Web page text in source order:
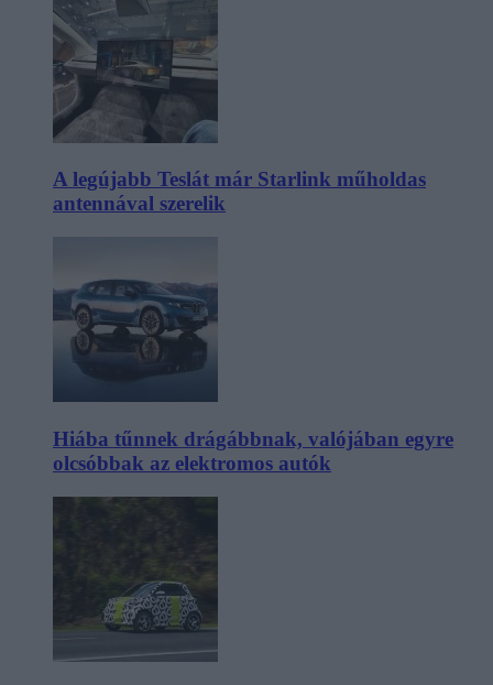
A legújabb Teslát már Starlink műholdas
antennával szerelik
Hiába tűnnek drágábbnak, valójában egyre
olcsóbbak az elektromos autók